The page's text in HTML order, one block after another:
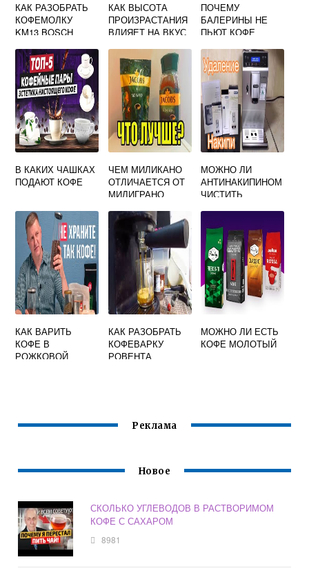
КАК РАЗОБРАТЬ
КОФЕМОЛКУ
KM13 BOSCH
КАК ВЫСОТА
ПРОИЗРАСТАНИЯ
ВЛИЯЕТ НА ВКУС
ПОЧЕМУ
БАЛЕРИНЫ НЕ
ПЬЮТ КОФЕ
В КАКИХ ЧАШКАХ
ПОДАЮТ КОФЕ
ЧЕМ МИЛИКАНО
ОТЛИЧАЕТСЯ ОТ
МИЛИГРАНО
МОЖНО ЛИ
АНТИНАКИПИНОМ
ЧИСТИТЬ
КАК ВАРИТЬ
КОФЕ В
РОЖКОВОЙ
КАК РАЗОБРАТЬ
КОФЕВАРКУ
РОВЕНТА
МОЖНО ЛИ ЕСТЬ
КОФЕ МОЛОТЫЙ
Реклама
Новое
СКОЛЬКО УГЛЕВОДОВ В РАСТВОРИМОМ
КОФЕ С САХАРОМ
8981